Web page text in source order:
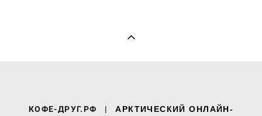
КОФЕ-ДРУГ.РФ |
АРКТИЧЕСКИЙ ОНЛАЙН-